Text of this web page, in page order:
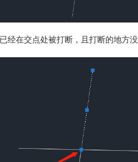
经在交点处被打断，且打断的地方